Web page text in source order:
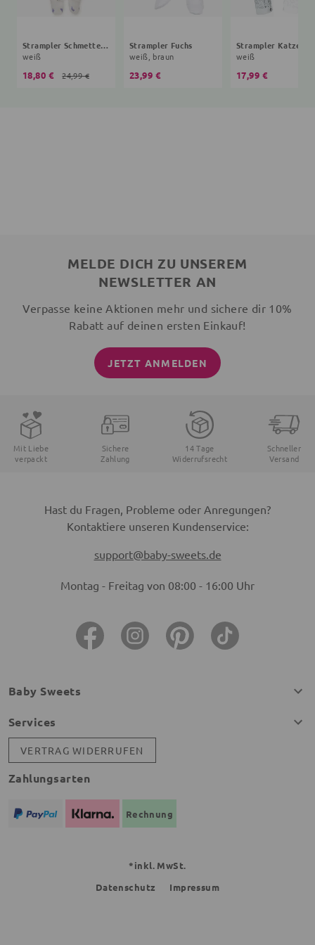
Strampler Schmetterling
weiß
18,80 € 24,99 €
Strampler Fuchs
weiß, braun
23,99 €
Strampler Katze
weiß
17,99 €
MELDE DICH ZU UNSEREM
NEWSLETTER AN
Verpasse keine Aktionen mehr und sichere dir 10%
Rabatt auf deinen ersten Einkauf!
JETZT ANMELDEN
Mit Liebe
verpackt
Sichere
Zahlung
14 Tage
Widerrufsrecht
Schneller
Versand
Hast du Fragen, Probleme oder Anregungen?
Kontaktiere unseren Kundenservice:
support@baby-sweets.de
Montag - Freitag von 08:00 - 16:00 Uhr
Baby Sweets
Services
VERTRAG WIDERRUFEN
Zahlungsarten
Rechnung
*inkl. MwSt.
Datenschutz
Impressum